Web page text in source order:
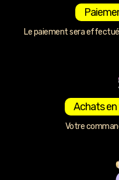
Le paiement sera
Achats
Votre